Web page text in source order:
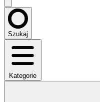
Szukaj
Kategorie